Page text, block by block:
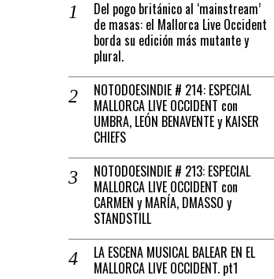
Del pogo británico al ‘mainstream’
de masas: el Mallorca Live Occident
borda su edición más mutante y
plural.
NOTODOESINDIE # 214: ESPECIAL
MALLORCA LIVE OCCIDENT con
UMBRA, LEÓN BENAVENTE y KAISER
CHIEFS
NOTODOESINDIE # 213: ESPECIAL
MALLORCA LIVE OCCIDENT con
CARMEN y MARÍA, DMASSO y
STANDSTILL
LA ESCENA MUSICAL BALEAR EN EL
MALLORCA LIVE OCCIDENT. pt1